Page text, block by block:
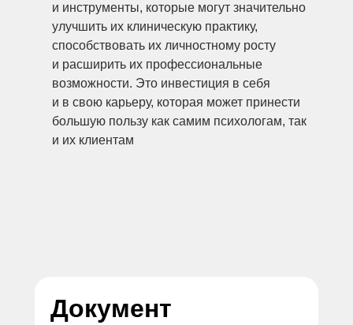
и инструменты, которые могут значительно
улучшить их клиническую практику,
способствовать их личностному росту
и расширить их профессиональные
возможности. Это инвестиция в себя
и в свою карьеру, которая может принести
большую пользу как самим психологам, так
и их клиентам
Документ